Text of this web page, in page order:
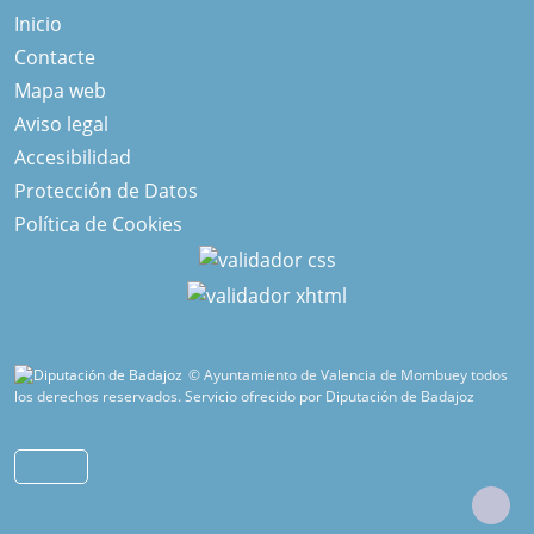
Inicio
Contacte
Mapa web
Aviso legal
Accesibilidad
Protección de Datos
Política de Cookies
© Ayuntamiento de Valencia de Mombuey todos
los derechos reservados.Servicio ofrecido por Diputación de Badajoz